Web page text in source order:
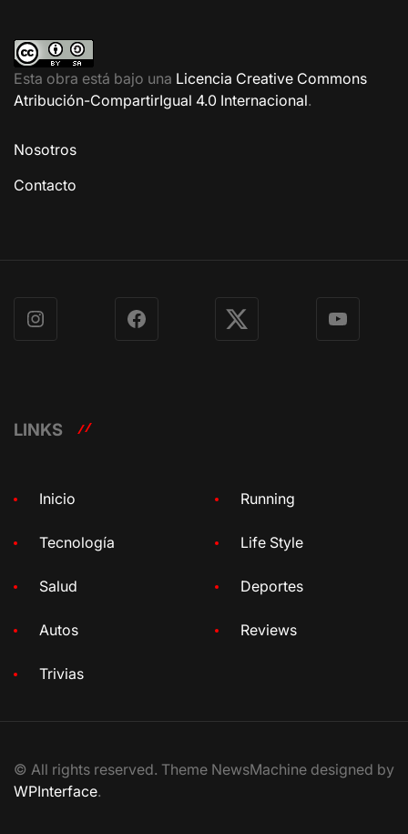
Esta obra está bajo una Licencia Creative Commons
Atribución-CompartirIgual 4.0 Internacional.
Nosotros
Contacto
Instagram Facebook X YouTube
LINKS
Inicio Running
Tecnología Life Style
Salud Deportes
Autos Reviews
Trivias
© All rights reserved. Theme NewsMachine designed by
WPInterface.